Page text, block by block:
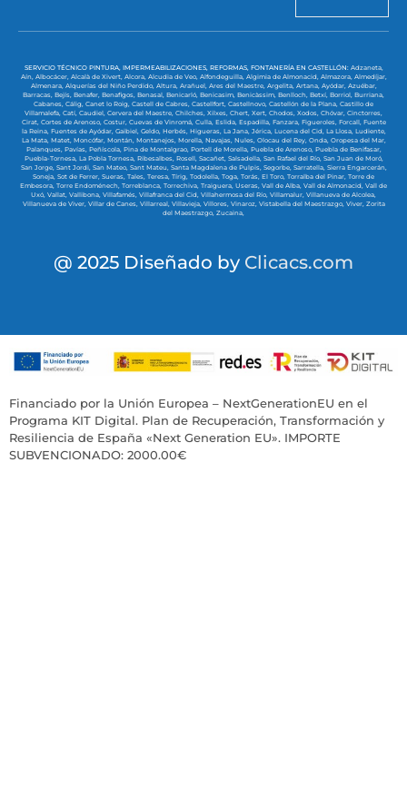
SERVICIO TÉCNICO PINTURA, IMPERMEABILIZACIONES, REFORMAS, FONTANERÍA EN CASTELLÓN: Adzaneta,
Aín, Albocácer, Alcalà de Xivert, Alcora, Alcudia de Veo, Alfondeguilla, Algimia de Almonacid, Almazora, Almedíjar,
Almenara, Alquerías del Niño Perdido, Altura, Arañuel, Ares del Maestre, Argelita, Artana, Ayódar, Azuébar,
Barracas, Bejís, Benafer, Benafigos, Benasal, Benicarló, Benicasim, Benicàssim, Benlloch, Betxí, Borriol, Burriana,
Cabanes, Cálig, Canet lo Roig, Castell de Cabres, Castellfort, Castellnovo, Castellón de la Plana, Castillo de
Villamalefa, Catí, Caudiel, Cervera del Maestre, Chilches, Xilxes, Chert, Xert, Chodos, Xodos, Chóvar, Cinctorres,
Cirat, Cortes de Arenoso, Costur, Cuevas de Vinromá, Culla, Eslida, Espadilla, Fanzara, Figueroles, Forcall, Fuente
la Reina, Fuentes de Ayódar, Gaibiel, Geldo, Herbés, Higueras, La Jana, Jérica, Lucena del Cid, La Llosa, Ludiente,
La Mata, Matet, Moncófar, Montán, Montanejos, Morella, Navajas, Nules, Olocau del Rey, Onda, Oropesa del Mar,
Palanques, Pavías, Peñíscola, Pina de Montalgrao, Portell de Morella, Puebla de Arenoso, Puebla de Benifasar,
Puebla-Tornesa, La Pobla Tornesa, Ribesalbes, Rosell, Sacañet, Salsadella, San Rafael del Río, San Juan de Moró,
San Jorge, Sant Jordi, San Mateo, Sant Mateu, Santa Magdalena de Pulpis, Segorbe, Sarratella, Sierra Engarcerán,
Soneja, Sot de Ferrer, Sueras, Tales, Teresa, Tírig, Todolella, Toga, Torás, El Toro, Torralba del Pinar, Torre de
Embesora, Torre Endoménech, Torreblanca, Torrechiva, Traiguera, Useras, Vall de Alba, Vall de Almonacid, Vall de
Uxó, Vallat, Vallibona, Villafamés, Villafranca del Cid, Villahermosa del Río, Villamalur, Villanueva de Alcolea,
Villanueva de Viver, Villar de Canes, Villarreal, Villavieja, Villores, Vinaroz, Vistabella del Maestrazgo, Viver, Zorita
del Maestrazgo, Zucaina,
@ 2025 Diseñado by Clicacs.com
Financiado por la Unión Europea – NextGenerationEU en el
Programa KIT Digital. Plan de Recuperación, Transformación y
Resiliencia de España «Next Generation EU». IMPORTE
SUBVENCIONADO: 2000.00€